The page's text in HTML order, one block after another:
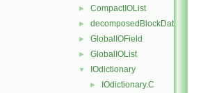
► CompactIOList
► decomposedBlockData
► GlobalIOField
► GlobalIOList
▼ IOdictionary
► IOdictionary.C